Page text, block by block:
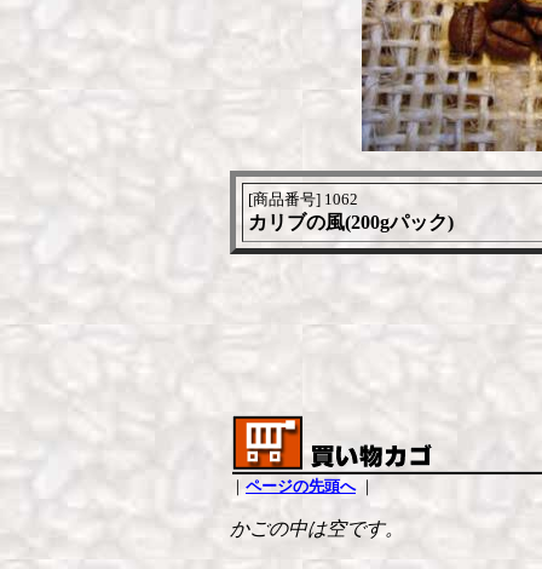
[商品番号] 1062
カリブの風(200gパック)
｜ ページの先頭へ｜
かごの中は空です。